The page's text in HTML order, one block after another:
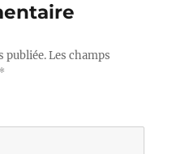
publiée. Les champs
*